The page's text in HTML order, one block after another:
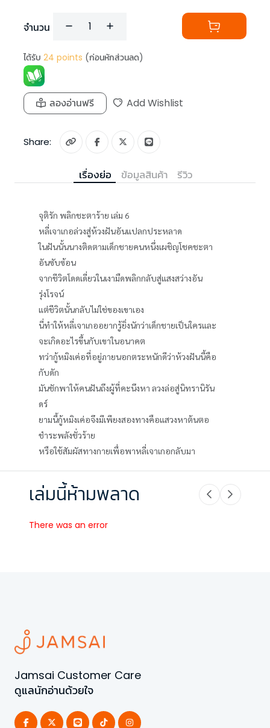
จำนวน
ได้รับ 24 points (ก่อนหักส่วนลด)
ลองอ่านฟรี Add Wishlist
Share:
เรื่องย่อ ข้อมูลสินค้า รีวิว
จุติรัก พลิกชะตาร้าย เล่ม 6
หลี่เจาเกอล่วงสู่ห้วงฝันอันแปลกประหลาด
ในฝันนั้นนางติดตามเด็กชายคนหนึ่งเผชิญโชคชะตา
อันซับซ้อน
จากชีวิตโดดเดี่ยวในเงามืดพลิกกลับสู่แสงสว่างอัน
รุ่งโรจน์
แต่ชีวิตนั้นกลับไม่ใช่ของเขาเอง
นี่ทำให้หลี่เจาเกออยากรู้ยิ่งนักว่าเด็กชายเป็นใครและ
จะเกิดอะไรขึ้นกับเขาในอนาคต
ทว่ากู้หมิงเค่อที่อยู่ภายนอกตระหนักดีว่าห้วงฝันนี้คือ
กับดัก
มันชักพาให้คนฝันถึงผู้ที่คะนึงหา ลวงล่อสู่นิทรานิรัน
ดร์
ยามนี้กู้หมิงเค่อจึงมีเพียงสองทางคือแสวงหาต้นตอ
ชำระพลังชั่วร้าย
หรือใช้สัมผัสทางกายเพื่อพาหลี่เจาเกอกลับมา
เล่มนี้ห้ามพลาด
There was an error
Jamsai Customer Care
ดูแลนักอ่านด้วยใจ